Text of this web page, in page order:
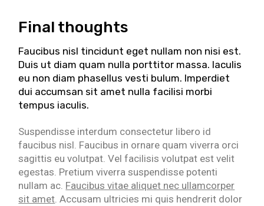
Final thoughts
Faucibus nisl tincidunt eget nullam non nisi est.
Duis ut diam quam nulla porttitor massa. Iaculis
eu non diam phasellus vesti bulum. Imperdiet
dui accumsan sit amet nulla facilisi morbi
tempus iaculis.
Suspendisse interdum consectetur libero id
faucibus nisl. Faucibus in ornare quam viverra orci
sagittis eu volutpat. Vel facilisis volutpat est velit
egestas. Pretium viverra suspendisse potenti
nullam ac. Faucibus vitae aliquet nec ullamcorper
sit amet. Accusam ultricies mi quis hendrerit dolor